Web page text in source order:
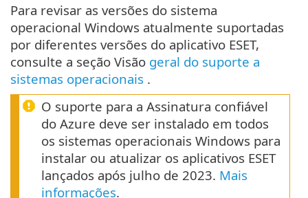
Para revisar as versões do sistema
operacional Windows atualmente suportadas
por diferentes versões do aplicativo ESET,
consulte a seção Visão geral do suporte a
sistemas operacionais .
O suporte para a Assinatura confiável
do Azure deve ser instalado em todos
os sistemas operacionais Windows para
instalar ou atualizar os aplicativos ESET
lançados após julho de 2023. Mais
informações.